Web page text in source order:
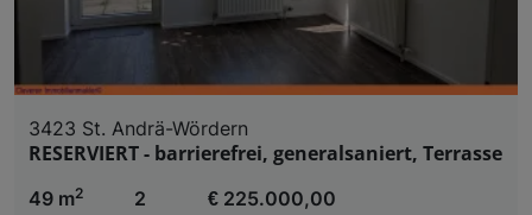
3423 St. Andrä-Wördern
RESERVIERT - barrierefrei, generalsaniert, Terrasse
49 m2
2 € 225.000,00